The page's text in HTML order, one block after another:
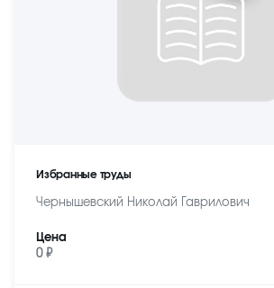
Избранные труды
Чернышевский Николай Гаврилович
Цена
0 ₽